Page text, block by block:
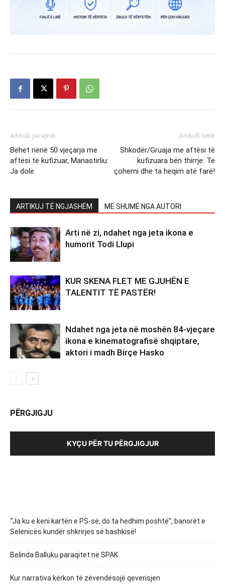
Artikulli paraprak
Bëhet nënë 50 vjeçarja me
aftësi të kufizuar, Manastirliu:
Ja dole
Artikulli tjetër
Shkodër/Gruaja me aftësi të
kufizuara bën thirrje: Të
çohemi dhe ta heqim atë farë!
ARTIKUJ TË NGJASHËM MË SHUMË NGA AUTORI
Arti në zi, ndahet nga jeta ikona e
humorit Todi Llupi
KUR SKENA FLET ME GJUHËN E
TALENTIT TË PASTËR!
Ndahet nga jeta në moshën 84-vjeçare
ikona e kinematografisë shqiptare,
aktori i madh Birçe Hasko
PËRGJIGJU
KYÇU PËR TU PËRGJIGJUR
“Ja ku e keni kartën e PS-së, do ta hedhim poshtë”, banorët e
Selenicës kundër shkrirjes së bashkisë!
Belinda Balluku paraqitet në SPAK
Kur narrativa kërkon të zëvendësojë qeverisjen